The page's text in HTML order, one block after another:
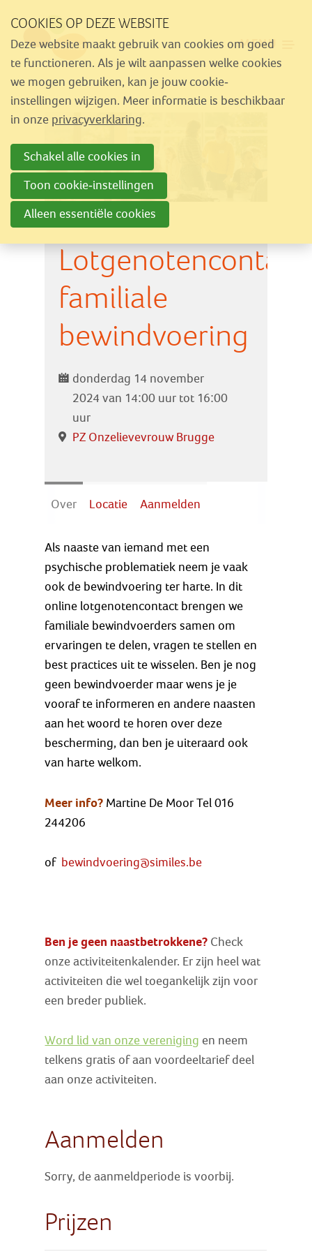
links
over
Spring
naar
navigatie
naar
hoofdinhoud
MENU
Lotgenotencontact
familiale
bewindvoering
donderdag 14 november
2024 van 14:00 uur tot 16:00
uur
PZ Onzelievevrouw Brugge
Over Locatie Aanmelden
Als naaste van iemand met een
psychische problematiek neem je vaak
ook de bewindvoering ter harte. In dit
online lotgenotencontact brengen we
familiale bewindvoerders samen om
ervaringen te delen, vragen te stellen en
best practices uit te wisselen. Ben je nog
geen bewindvoerder maar wens je je
vooraf te informeren en andere naasten
aan het woord te horen over deze
bescherming, dan ben je uiteraard ook
van harte welkom.
Meer info? Martine De MoorTel 016
244206
of bewindvoering@similes.be
Ben je geen naastbetrokkene? Check
onze activiteitenkalender. Er zijn heel wat
activiteiten die wel toegankelijk zijn voor
een breder publiek.
Word lid van onze vereniging en neem
telkens gratis of aan voordeeltarief deel
aan onze activiteiten.
Aanmelden
Sorry, de aanmeldperiode is voorbij.
Prijzen
Aanbod
Nieuws
Activiteiten
Over Similes
Contact
Lid worden
Vrijwilliger worden
Zoek
COOKIES OP DEZE WEBSITE
Deze website maakt gebruik van cookies om goed
te functioneren. Als je wilt aanpassen welke cookies
we mogen gebruiken, kan je jouw cookie-
instellingen wijzigen. Meer informatie is beschikbaar
in onze privacyverklaring.
Schakel alle cookies in
Toon cookie-instellingen
Alleen essentiële cookies